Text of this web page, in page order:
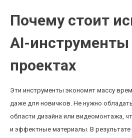
Почему стоит
AI-инструменты
проектах
Эти инструменты экономят массу
даже для новичков. Не нужно
области дизайна или видеомонтажа,
и эффектные материалы. В